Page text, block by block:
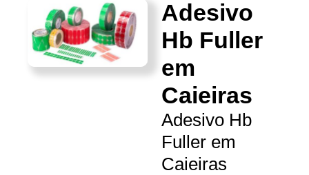
Adesivo
Hb Fuller
em
Caieiras
Adesivo Hb
Fuller em
Caieiras